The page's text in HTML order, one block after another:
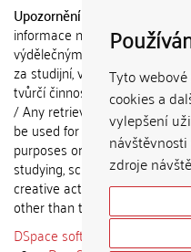
Tyto
cookies a
vylepšení
zdroje
Upozornění / Notice:
informace nemohou být
výdělečným účelům nebo
za studijní, vědeckou nebo
tvůrčí činnost jiné osoby než
/ Any retrieved information
be used for any commercial
purposes or claimed as
studying, scientific or any
creative activities of any
other than the author.
DSpace software
copyright